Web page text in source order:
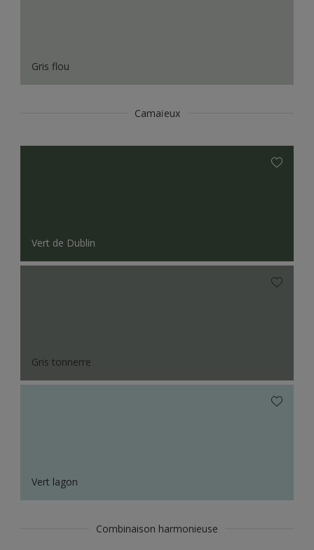
Gris flou
Camaïeux
Vert de Dublin
Gris tonnerre
Vert lagon
Combinaison harmonieuse